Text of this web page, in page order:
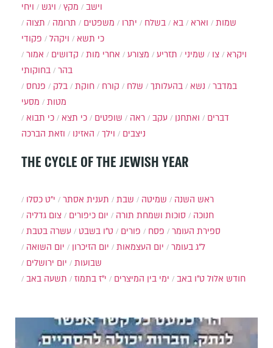
וישב
מקץ ויגש
ויחי
שמות
וארא בא בשלח יתרו משפטים תרומה
תצוה
כי תשא
ויקהל
פקודי
ויקרא
צו שמיני תזריע מצורע אחרי מות קדושים
אמור
בהר
בחוקותי
במדבר
נשא בהעלותך שלח קורח חוקת בלק
פנחס
מטות
מסעי
דברים
ואתחנן עקב ראה שופטים כי תצא
כי תבוא
ניצבים
וילך האזינו וזאת הברכה
THE CYCLE OF THE JEWISH YEAR
י״ט כסלו תענית אסתר שבת שמיטה
ראש השנה
צום גדליה
יום כיפורים סוכות ושמחת תורה
חנוכה
עשרה בטבת
ט"ו בשבט פורים פסח
ספירת העומר
יום השואה
יום הזיכרון יום העצמאות
ל"ג בעומר
יום ירושלים
שבועות
ימי בין המיצרים
י"ז בתמוז תשעה באב ט"ו באב חודש אלול